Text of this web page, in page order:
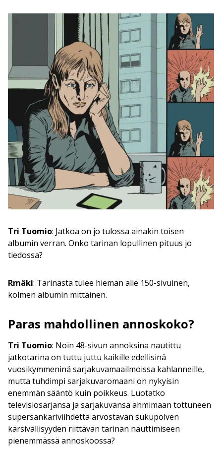
Tri Tuomio: Jatkoa on jo tulossa ainakin toisen
albumin verran. Onko tarinan lopullinen pituus jo
tiedossa?
Rmäki: Tarinasta tulee hieman alle 150-sivuinen,
kolmen albumin mittainen.
Paras mahdollinen annoskoko?
Tri Tuomio: Noin 48-sivun annoksina nautittu
jatkotarina on tuttu juttu kaikille edellisinä
vuosikymmeninä sarjakuvamaailmoissa kahlanneille,
mutta tuhdimpi sarjakuvaromaani on nykyisin
enemmän sääntö kuin poikkeus. Luotatko
televisiosarjansa ja sarjakuvansa ahmimaan tottuneen
supersankariviihdettä arvostavan sukupolven
kärsivällisyyden riittävän tarinan nauttimiseen
pienemmässä annoskoossa?